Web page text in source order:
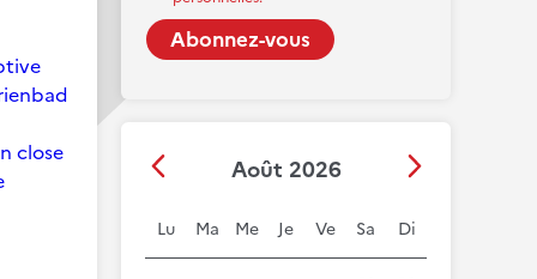
Août 2026
Lu Ma Me Je Ve Sa Di
close